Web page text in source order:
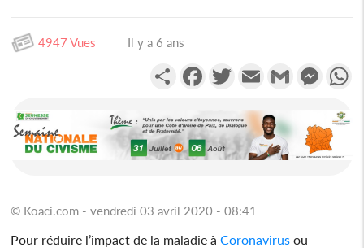
4947 Vues Il y a 6 ans
PartagerFacebookTwitterEmail Gmail
© Koaci.com - vendredi 03 avril 2020 - 08:41
Pour réduire l’impact de la maladie àCoronavirus ou